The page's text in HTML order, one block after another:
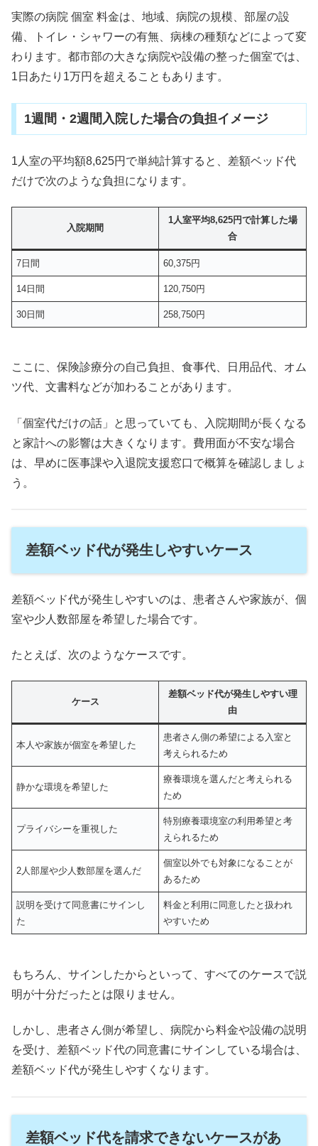
実際の病院 個室 料金は、地域、病院の規模、部屋の設
備、トイレ・シャワーの有無、病棟の種類などによって変
わります。都市部の大きな病院や設備の整った個室では、
1日あたり1万円を超えることもあります。
1週間・2週間入院した場合の負担イメージ
1人室の平均額8,625円で単純計算すると、差額ベッド代
だけで次のような負担になります。
入院期間
1人室平均8,625円で計算した場
合
7日間 60,375円
14日間 120,750円
30日間 258,750円
ここに、保険診療分の自己負担、食事代、日用品代、オム
ツ代、文書料などが加わることがあります。
「個室代だけの話」と思っていても、入院期間が長くなる
と家計への影響は大きくなります。費用面が不安な場合
は、早めに医事課や入退院支援窓口で概算を確認しましょ
う。
差額ベッド代が発生しやすいケース
差額ベッド代が発生しやすいのは、患者さんや家族が、個
室や少人数部屋を希望した場合です。
たとえば、次のようなケースです。
ケース
差額ベッド代が発生しやすい理
由
本人や家族が個室を希望した
患者さん側の希望による入室と
考えられるため
静かな環境を希望した
療養環境を選んだと考えられる
ため
プライバシーを重視した
特別療養環境室の利用希望と考
えられるため
2人部屋や少人数部屋を選んだ
個室以外でも対象になることが
あるため
説明を受けて同意書にサインし
た
料金と利用に同意したと扱われ
やすいため
もちろん、サインしたからといって、すべてのケースで説
明が十分だったとは限りません。
しかし、患者さん側が希望し、病院から料金や設備の説明
を受け、差額ベッド代の同意書にサインしている場合は、
差額ベッド代が発生しやすくなります。
差額ベッド代を請求できないケースがあ